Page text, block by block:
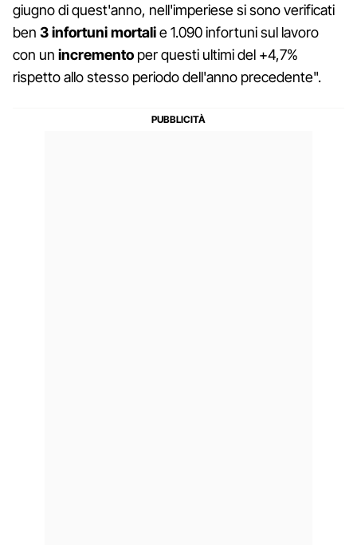
giugno di quest'anno, nell'imperiese si sono verificati
ben 3 infortuni mortalie 1.090 infortuni sul lavoro
con un incremento per questi ultimi del +4,7%
rispetto allo stesso periodo dell'anno precedente".